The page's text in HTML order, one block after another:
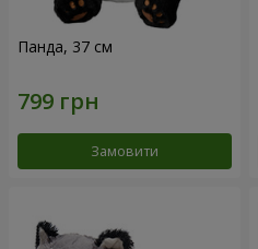
Панда, 37 см
Замовити